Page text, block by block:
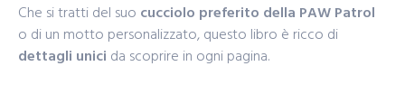
Che si tratti del suo cucciolo preferito della PAW Patrol
o di un motto personalizzato, questo libro è ricco di
dettagli unici da scoprire in ogni pagina.